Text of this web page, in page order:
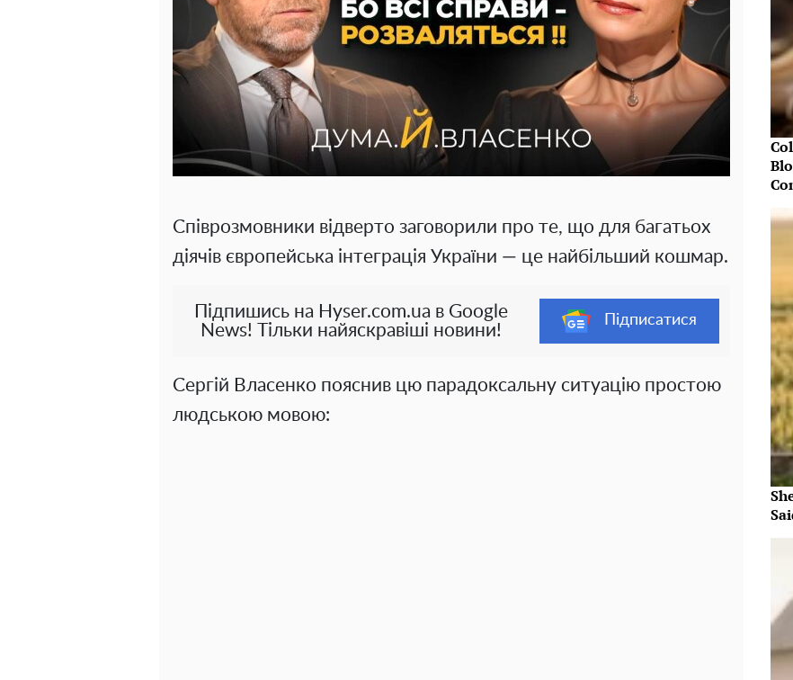
Співрозмовники відверто заговорили про те, що для багатьох
діячів європейська інтеграція України — це найбільший кошмар.
Підпишись на Hyser.com.ua в Google
News! Тільки найяскравіші новини!
Підписатися
Сергій Власенко пояснив цю парадоксальну ситуацію простою
людською мовою: